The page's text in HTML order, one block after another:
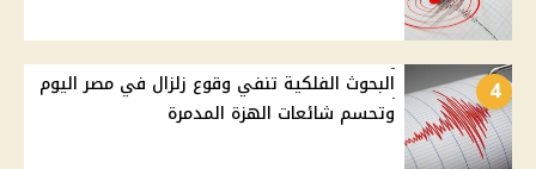
4
البحوث الفلكية تنفي وقوع زلزال في مصر اليوم
وتحسم شائعات الهزة المدمرة